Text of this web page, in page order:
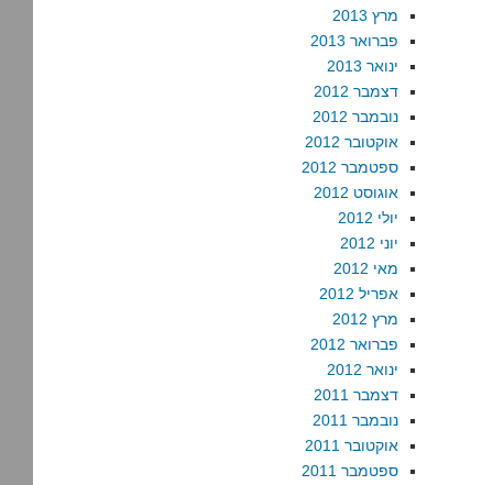
מרץ 2013
פברואר 2013
ינואר 2013
דצמבר 2012
נובמבר 2012
אוקטובר 2012
ספטמבר 2012
אוגוסט 2012
יולי 2012
יוני 2012
מאי 2012
אפריל 2012
מרץ 2012
פברואר 2012
ינואר 2012
דצמבר 2011
נובמבר 2011
אוקטובר 2011
ספטמבר 2011